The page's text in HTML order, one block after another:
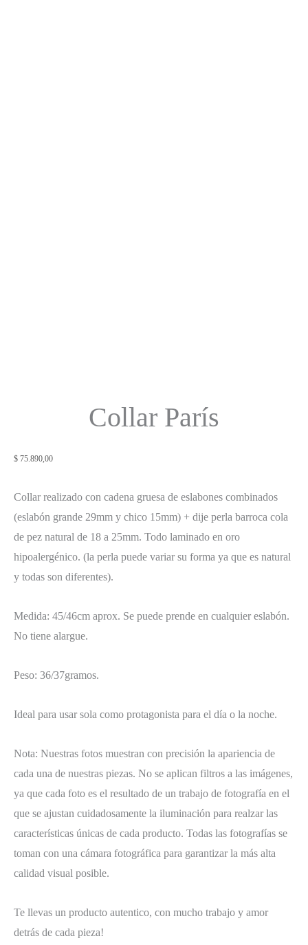
Collar París
$ 75.890,00
Collar realizado con cadena gruesa de eslabones combinados
(eslabón grande 29mm y chico 15mm) + dije perla barroca cola
de pez natural de 18 a 25mm. Todo laminado en oro
hipoalergénico. (la perla puede variar su forma ya que es natural
y todas son diferentes).
Medida: 45/46cm aprox. Se puede prende en cualquier eslabón.
No tiene alargue.
Peso: 36/37gramos.
Ideal para usar sola como protagonista para el día o la noche.
Nota: Nuestras fotos muestran con precisión la apariencia de
cada una de nuestras piezas. No se aplican filtros a las imágenes,
ya que cada foto es el resultado de un trabajo de fotografía en el
que se ajustan cuidadosamente la iluminación para realzar las
características únicas de cada producto. Todas las fotografías se
toman con una cámara fotográfica para garantizar la más alta
calidad visual posible.
Te llevas un producto autentico, con mucho trabajo y amor
detrás de cada pieza!